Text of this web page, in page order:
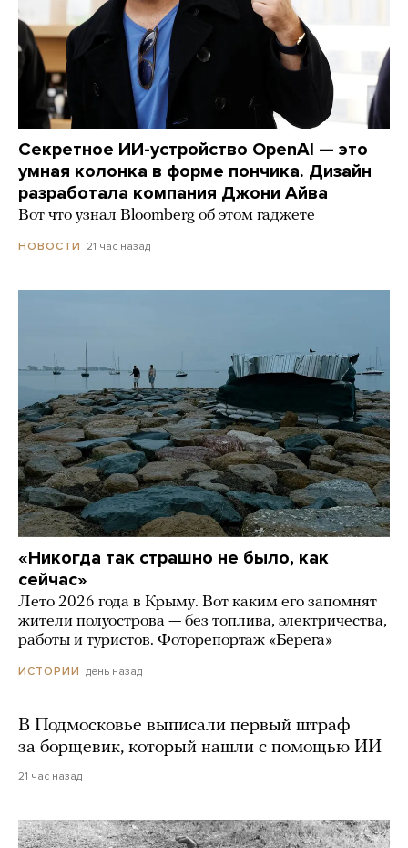
Секретное ИИ-устройство OpenAI — это
умная колонка в форме пончика. Дизайн
разработала компания Джони Айва
Вот что узнал Bloomberg об этом гаджете
НОВОСТИ 21 час назад
«Никогда так страшно не было, как
сейчас»
Лето 2026 года в Крыму. Вот каким его запомнят
жители полуострова — без топлива, электричества,
работы и туристов. Фоторепортаж «Берега»
ИСТОРИИ день назад
В Подмосковье выписали первый штраф
за борщевик, который нашли с помощью ИИ
21 час назад